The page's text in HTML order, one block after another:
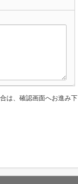
は、確認画面へお進み下